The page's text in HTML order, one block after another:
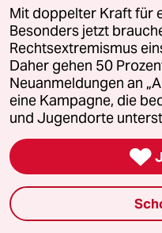
Aktuelles
Hausblog
Die Seitenwende
Stellen
Presse
Mit doppelter Kraft für
Besonders jetzt
Rechtsextremismus
Daher gehen 50
Neuanmeldungen an
eine Kampagne, die
und Jugendorte
